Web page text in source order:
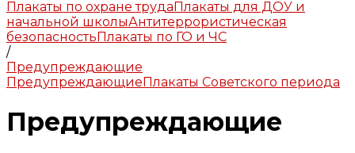
Плакаты по охране трудаПлакаты для ДОУ и
начальной школыАнтитеррористическая
безопасностьПлакаты по ГО и ЧС
/
Предупреждающие
ПредупреждающиеПлакаты Советского периода
Предупреждающие